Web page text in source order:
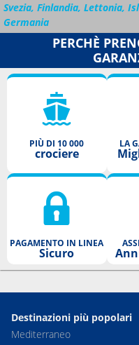
Svezia, Finlandia, Lettonia,
Germania
PERCHÈ
PIÙ DI 10 000
crociere
LA
PAGAMENTO IN LINEA
Sicuro
Destinazioni più popolari
Mediterraneo